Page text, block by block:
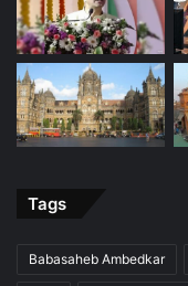
Tags
Babasaheb Ambedkar